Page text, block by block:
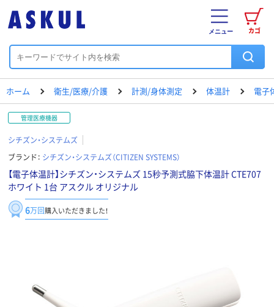
カゴ
メニュー
ホーム 衛生/医療/介護 計測/身体測定 体温計 電子
管理医療機器
シチズン・システムズ
ブランド： シチズン・システムズ（CITIZEN SYSTEMS）
【電子体温計】シチズン・システムズ 15秒予測式脇下体温計 CTE707
ホワイト 1台 アスクル オリジナル
6万回購入いただきました！